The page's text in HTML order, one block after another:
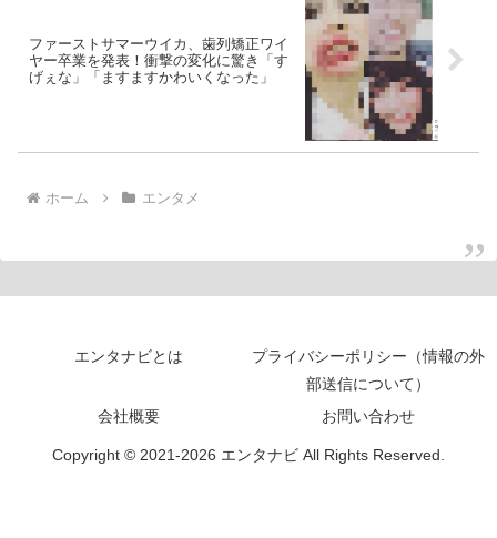
ファーストサマーウイカ、歯列矯正ワイ
ヤー卒業を発表！衝撃の変化に驚き「す
げぇな」「ますますかわいくなった」
ホーム エンタメ
エンタナビとは
プライバシーポリシー（情報の外
部送信について）
会社概要
お問い合わせ
Copyright © 2021-2026 エンタナビ All Rights Reserved.